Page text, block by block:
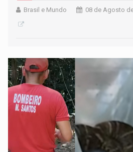
Brasil e Mundo 08 de Agosto